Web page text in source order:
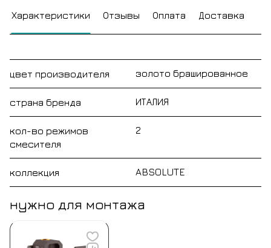
Характеристики Отзывы Оплата Доставка
цвет производителя золото брашированное
страна бренда ИТАЛИЯ
кол-во режимов
смесителя
2
коллекция ABSOLUTE
нужно для монтажа